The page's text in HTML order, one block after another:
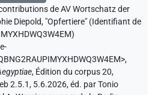
deAV Wortschatz der
Diepold, "Opfertiere" (Identifiant de
)
,
, Édition du corpus 20,
2.5.1, 5.6.2026, éd. par Tonio